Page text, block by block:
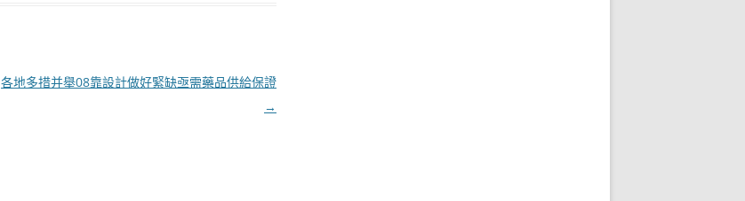
各地多措并舉08靠設計做好緊缺亟需藥品供給保證
→